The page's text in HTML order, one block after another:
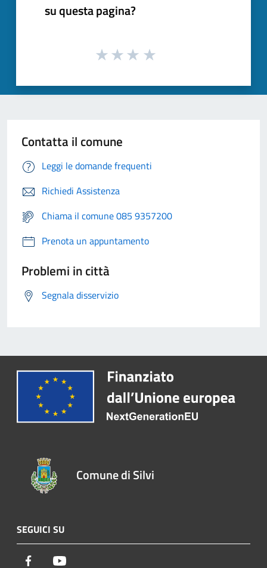
su questa pagina?
Contatta il comune
Leggi le domande frequenti
Richiedi Assistenza
Chiama il comune 085 9357200
Prenota un appuntamento
Problemi in città
Segnala disservizio
Comune di Silvi
SEGUICI SU
Facebook